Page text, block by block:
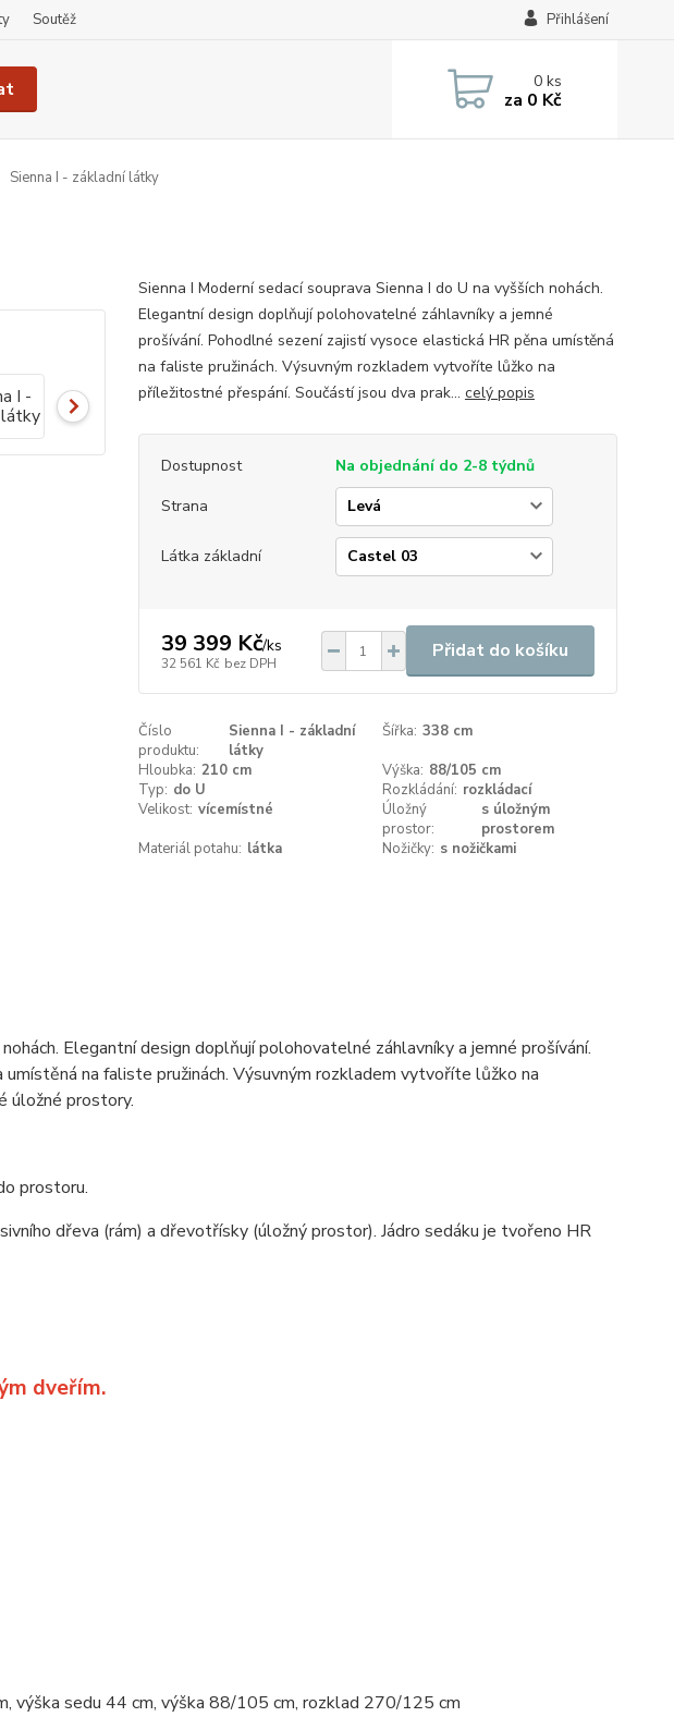
Soutěž Přihlášení
0ks
za 0 Kč
Sienna I - základní látky
Sienna I Moderní sedací souprava Sienna I do U na vyšších nohách.
Elegantní design doplňují polohovatelné záhlavníky a jemné
prošívání. Pohodlné sezení zajistí vysoce elastická HR pěna umístěná
na faliste pružinách. Výsuvným rozkladem vytvoříte lůžko na
příležitostné přespání. Součástí jsou dva prak... celý popis
Dostupnost
Na objednání do 2-8 týdnů
Strana
Látka základní
39 399 Kč/ks
32 561 Kč bez DPH
Přidat do košíku
Číslo
produktu:
Sienna I - základní
látky
Šířka: 338 cm
Hloubka: 210 cm Výška: 88/105 cm
Typ: do U Rozkládání: rozkládací
Velikost: vícemístné
Úložný
prostor:
s úložným
prostorem
Materiál potahu: látka Nožičky: s nožičkami
Elegantní design doplňují polohovatelné záhlavníky a jemné prošívání.
na faliste pružinách. Výsuvným rozkladem vytvoříte lůžko na
úložné prostory.
prostoru.
dřeva (rám) a dřevotřísky (úložný prostor). Jádro sedáku je tvořeno HR
dveřím.
výška sedu 44 cm, výška 88/105 cm, rozklad 270/125 cm